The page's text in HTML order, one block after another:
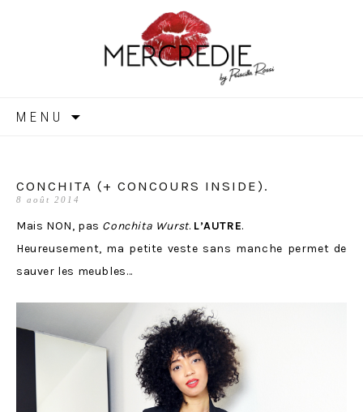
MERCREDIE
MENU
CONCHITA (+ CONCOURS INSIDE).
8 août 2014
Mais NON, pas Conchita Wurst. L’AUTRE.
Heureusement, ma petite veste sans manche permet de
sauver les meubles…